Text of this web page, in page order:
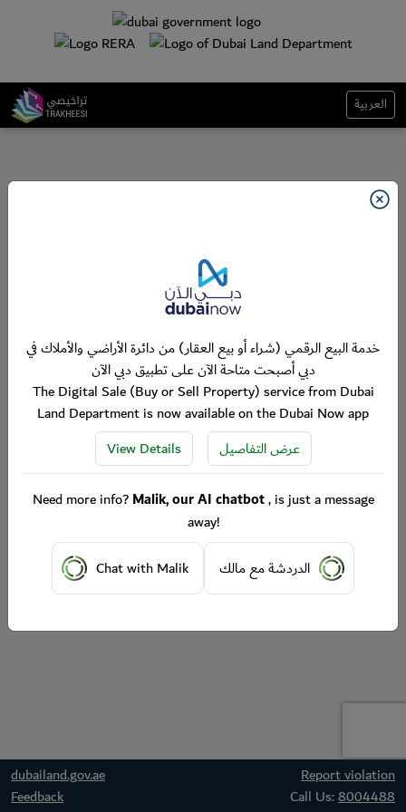
العربية
dubailand.gov.ae
Report violation
Feedback
Call Us:8004488
خدمة البيع الرقمي (شراء أو بيع العقار) من دائرة الأراضي والأملاك في
دبي أصبحت متاحة الآن على تطبيق دبي الآن
The Digital Sale (Buy or Sell Property) service from Dubai
Land Department is now available on the Dubai Now app
View Details
عرض التفاصيل
Need more info?Malik, our AI chatbot, is just a message
away!
Chat with Malik
الدردشة مع مالك